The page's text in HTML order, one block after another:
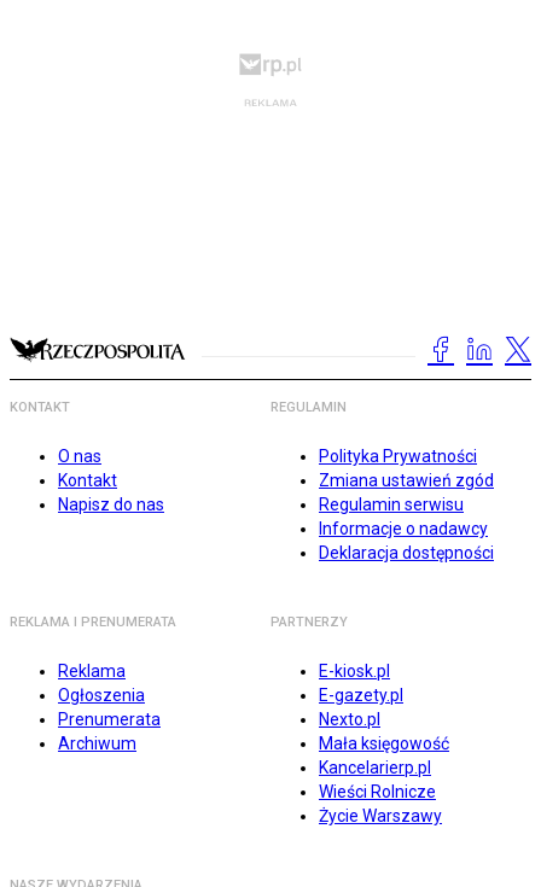
KONTAKT
O nas
Kontakt
Napisz do nas
REGULAMIN
Polityka Prywatności
Zmiana ustawień zgód
Regulamin serwisu
Informacje o nadawcy
Deklaracja dostępności
REKLAMA I PRENUMERATA
Reklama
Ogłoszenia
Prenumerata
Archiwum
PARTNERZY
E-kiosk.pl
E-gazety.pl
Nexto.pl
Mała księgowość
Kancelarierp.pl
Wieści Rolnicze
Życie Warszawy